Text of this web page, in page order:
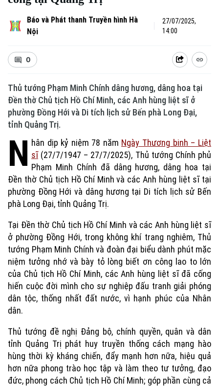
Báo và Phát thanh Truyền hình Hà
Nội
27/07/2025,
14:00
0
Thủ tướng Phạm Minh Chính dâng hương, dâng hoa tại
Đền thờ Chủ tịch Hồ Chí Minh, các Anh hùng liệt sĩ ở
phường Đồng Hới và Di tích lịch sử Bến phà Long Đại,
tỉnh Quảng Trị.
N hân dịp kỷ niệm 78 năm Ngày Thương binh – Liệt
sĩ(27/7/1947 – 27/7/2025), Thủ tướng Chính phủ
Phạm Minh Chính đã dâng hương, dâng hoa tại
Đền thờ Chủ tịch Hồ Chí Minh và các Anh hùng liệt sĩ tại
phường Đồng Hới và dâng hương tại Di tích lịch sử Bến
phà Long Đại, tỉnh Quảng Trị.
Tại Đền thờ Chủ tịch Hồ Chí Minh và các Anh hùng liệt sĩ
ở phường Đồng Hới, trong không khí trang nghiêm, Thủ
tướng Phạm Minh Chính và đoàn đại biểu dành phút mặc
niệm tưởng nhớ và bày tỏ lòng biết ơn công lao to lớn
của Chủ tịch Hồ Chí Minh, các Anh hùng liệt sĩ đã cống
hiến cuộc đời mình cho sự nghiệp đấu tranh giải phóng
dân tộc, thống nhất đất nước, vì hạnh phúc của Nhân
dân.
Thủ tướng đề nghị Đảng bộ, chính quyền, quân và dân
tỉnh Quảng Trị phát huy truyền thống cách mạng hào
hùng thời kỳ kháng chiến, đẩy mạnh hơn nữa, hiệu quả
hơn nữa phong trào học tập và làm theo tư tưởng, đạo
đức, phong cách Chủ tịch Hồ Chí Minh; góp phần cùng cả